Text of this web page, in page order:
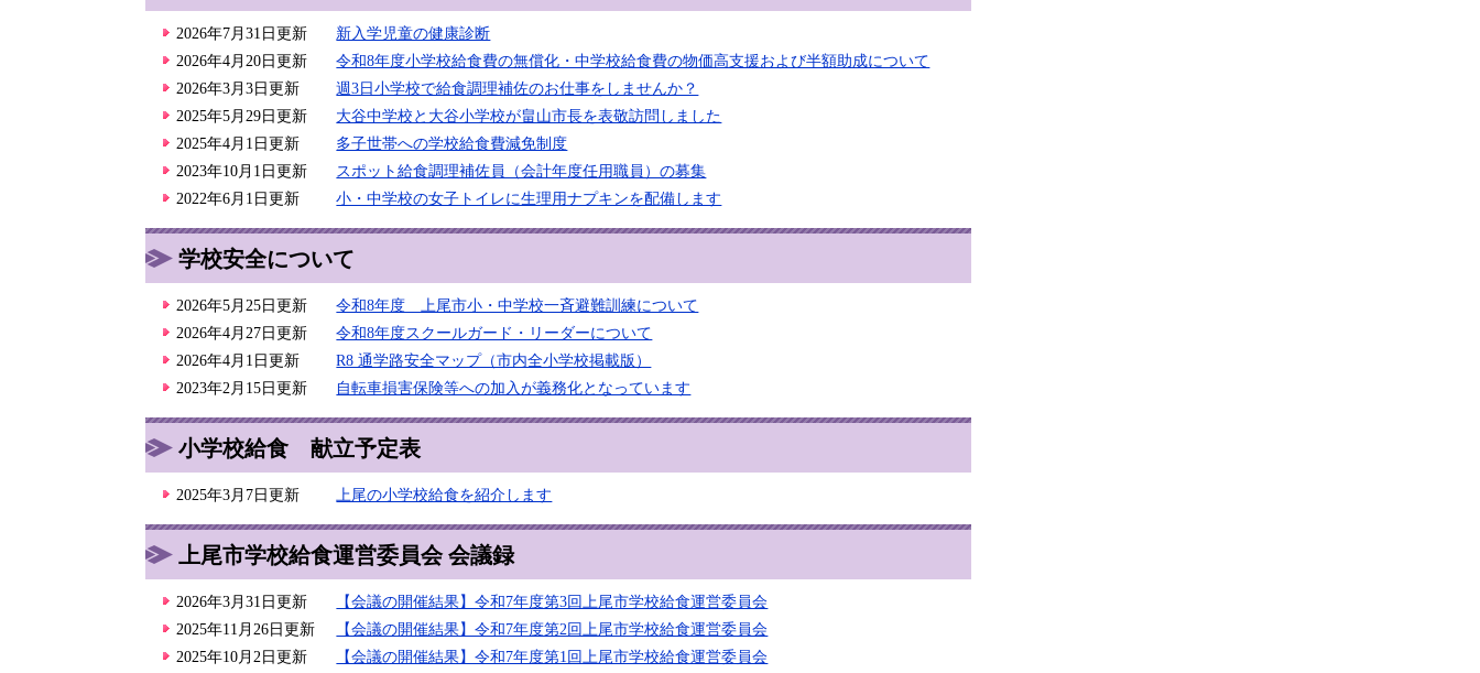
2026年7月31日更新
新入学児童の健康診断
2026年4月20日更新
令和8年度小学校給食費の無償化・中学校給食費の物価高支援および半額助成について
2026年3月3日更新
週3日小学校で給食調理補佐のお仕事をしませんか？
2025年5月29日更新
大谷中学校と大谷小学校が畠山市長を表敬訪問しました
2025年4月1日更新
多子世帯への学校給食費減免制度
2023年10月1日更新
スポット給食調理補佐員（会計年度任用職員）の募集
2022年6月1日更新
小・中学校の女子トイレに生理用ナプキンを配備します
学校安全について
2026年5月25日更新
令和8年度 上尾市小・中学校一斉避難訓練について
2026年4月27日更新
令和8年度スクールガード・リーダーについて
2026年4月1日更新
R8 通学路安全マップ（市内全小学校掲載版）
2023年2月15日更新
自転車損害保険等への加入が義務化となっています
小学校給食 献立予定表
2025年3月7日更新 上尾の小学校給食を紹介します
上尾市学校給食運営委員会 会議録
2026年3月31日更新
【会議の開催結果】令和7年度第3回上尾市学校給食運営委員会
2025年11月26日更新
【会議の開催結果】令和7年度第2回上尾市学校給食運営委員会
2025年10月2日更新
【会議の開催結果】令和7年度第1回上尾市学校給食運営委員会